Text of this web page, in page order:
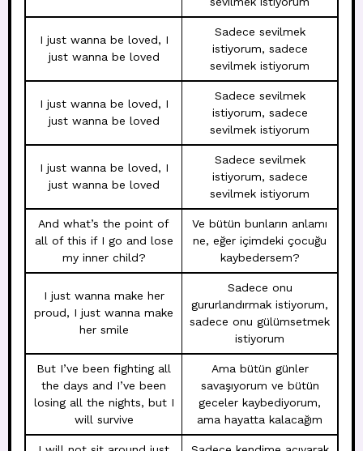
I just wanna be loved, I
just wanna be loved
Sadece sevilmek
istiyorum, sadece
sevilmek istiyorum
I just wanna be loved, I
just wanna be loved
Sadece sevilmek
istiyorum, sadece
sevilmek istiyorum
I just wanna be loved, I
just wanna be loved
Sadece sevilmek
istiyorum, sadece
sevilmek istiyorum
And what’s the point of
all of this if I go and lose
my inner child?
Ve bütün bunların anlamı
ne, eğer içimdeki çocuğu
kaybedersem?
I just wanna make her
proud, I just wanna make
her smile
Sadece onu
gururlandırmak istiyorum,
sadece onu gülümsetmek
istiyorum
But I’ve been fighting all
the days and I’ve been
losing all the nights, but I
will survive
Ama bütün günler
savaşıyorum ve bütün
geceler kaybediyorum,
ama hayatta kalacağım